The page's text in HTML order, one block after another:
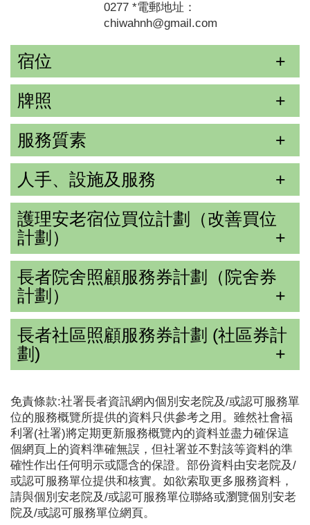
0277 *電郵地址：
chiwahnh@gmail.com
宿位
牌照
服務質素
人手、設施及服務
護理安老宿位買位計劃（改善買位
計劃）
長者院舍照顧服務券計劃（院舍券
計劃）
長者社區照顧服務券計劃 (社區券計
劃)
免責條款:社署長者資訊網內個別安老院及/或認可服務單
位的服務概覽所提供的資料只供參考之用。雖然社會福
利署(社署)將定期更新服務概覽內的資料並盡力確保這
個網頁上的資料準確無誤，但社署並不對該等資料的準
確性作出任何明示或隱含的保證。部份資料由安老院及/
或認可服務單位提供和核實。如欲索取更多服務資料，
請與個別安老院及/或認可服務單位聯絡或瀏覽個別安老
院及/或認可服務單位網頁。